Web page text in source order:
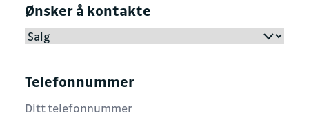
Ønsker å kontakte
Telefonnummer